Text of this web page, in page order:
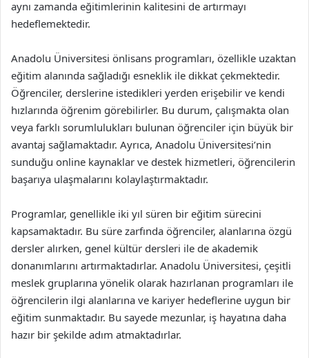
aynı zamanda eğitimlerinin kalitesini de artırmayı
hedeflemektedir.
Anadolu Üniversitesi önlisans programları, özellikle uzaktan
eğitim alanında sağladığı esneklik ile dikkat çekmektedir.
Öğrenciler, derslerine istedikleri yerden erişebilir ve kendi
hızlarında öğrenim görebilirler. Bu durum, çalışmakta olan
veya farklı sorumlulukları bulunan öğrenciler için büyük bir
avantaj sağlamaktadır. Ayrıca, Anadolu Üniversitesi’nin
sunduğu online kaynaklar ve destek hizmetleri, öğrencilerin
başarıya ulaşmalarını kolaylaştırmaktadır.
Programlar, genellikle iki yıl süren bir eğitim sürecini
kapsamaktadır. Bu süre zarfında öğrenciler, alanlarına özgü
dersler alırken, genel kültür dersleri ile de akademik
donanımlarını artırmaktadırlar. Anadolu Üniversitesi, çeşitli
meslek gruplarına yönelik olarak hazırlanan programları ile
öğrencilerin ilgi alanlarına ve kariyer hedeflerine uygun bir
eğitim sunmaktadır. Bu sayede mezunlar, iş hayatına daha
hazır bir şekilde adım atmaktadırlar.